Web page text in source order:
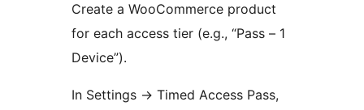
Create a WooCommerce product
for each access tier (e.g., “Pass – 1
Device”).
In Settings → Timed Access Pass,